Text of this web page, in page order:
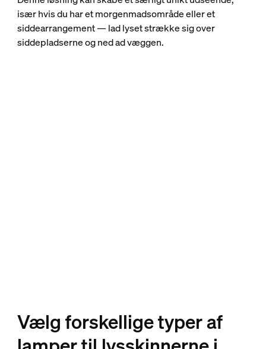
især hvis du har et morgenmadsområde eller et
siddearrangement — lad lyset strække sig over
siddepladserne og ned ad væggen.
Vælg forskellige typer af